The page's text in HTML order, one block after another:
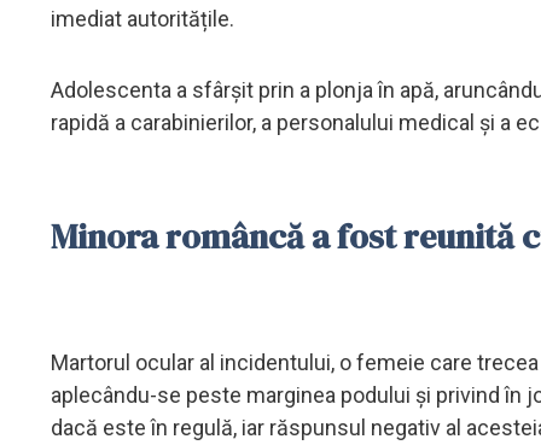
imediat autoritățile.
Adolescenta a sfârșit prin a plonja în apă,
rapidă a carabinierilor, a personalului medical și a
Minora româncă a fost reunită
Martorul ocular al incidentului, o femeie care
aplecându-se peste marginea podului și privind
dacă este în regulă, iar răspunsul negativ al